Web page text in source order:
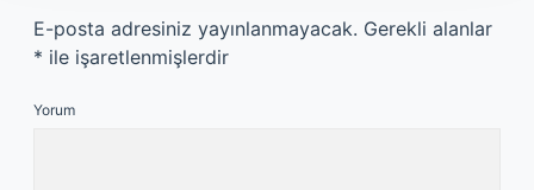
E-posta adresiniz yayınlanmayacak. Gerekli alanlar
* ile işaretlenmişlerdir
Yorum